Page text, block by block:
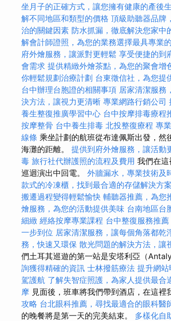
坐月子的正確方式，讓您擁有健康的產後
解不同地區和類型的價格 頂級助聽器品牌
治的關鍵因素 防水抓漏，徹底解決您家中
解會計師證照，為您的業務選擇最具專業
府外燴服務，讓派對更輕鬆 享受便捷的到
會需求 提供精緻外燴茶點，為您的聚會增
你輕鬆規劃治療計劃 台東徵信社，為您提
台中辦理台胞證的相關事項 居家清潔服務
決方法，讓視力更清晰 專業網路行銷公司
養生整復推廣學習中心 台中按摩排毒療程
按摩整骨 台中養生排毒 北投整復療程 專
線條 乘坐計劃的航班從布達佩斯出發，
海灘的距離。 提供到府外燴服務，讓活動
毒 旅行社代辦護照的流程及費用 我們在
巡迴演出中回電。 外牆漏水，專業技術及
款式的冷凍櫃，找到最合適的存儲解決方案
搬遷過程變得輕鬆愉快 輔聽器推薦，為您
燴服務，為您的活動提供美味 台南地區台
細緻 經絡按摩專業課程 台中整復服務推薦
一步到位 居家清潔服務，讓每個角落都乾
務，快速又環保 散光問題的解決方法，讓
們土耳其巡遊的第一站是安塔利亞（
詢獲得精確的資訊 士林撥筋療法 提升網
駕護航 了解失智症照護，為家人提供最合
摩 見面後，班車將我們帶到酒店，在這裡
攻略 台北眼科推薦，尋找最適合的眼科醫
的晚餐將是第一天的完美結束。 多樣化自